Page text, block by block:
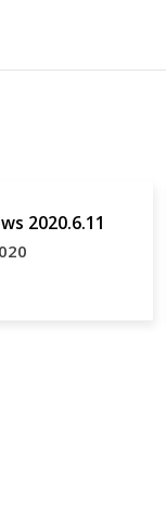
2020.6.11